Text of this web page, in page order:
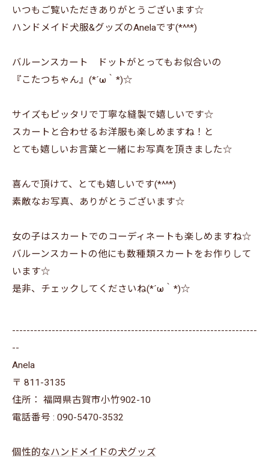
いつもご覧いただきありがとうございます☆
ハンドメイド犬服&グッズのAnelaです(*^^*)
バルーンスカート ドットがとってもお似合いの
『こたつちゃん』(*´ω｀*)☆
サイズもピッタリで丁寧な縫製で嬉しいです☆
スカートと合わせるお洋服も楽しめますね！と
とても嬉しいお言葉と一緒にお写真を頂きました☆
喜んで頂けて、とても嬉しいです(*^^*)
素敵なお写真、ありがとうございます☆
女の子はスカートでのコーディネートも楽しめますね☆
バルーンスカートの他にも数種類スカートをお作りして
います☆
是非、チェックしてくださいね(*´ω｀*)☆
--------------------------------------------------------------------
--
Anela
〒 811-3135
住所： 福岡県古賀市小竹902-10
電話番号 : 090-5470-3532
個性的なハンドメイドの犬グッズ